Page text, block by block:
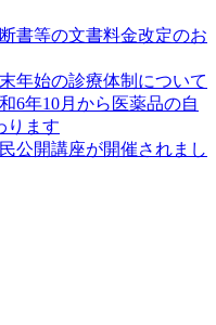
書等の文書料金改定のお
年始の診療体制について
6年10月から医薬品の自
ります
公開講座が開催されまし